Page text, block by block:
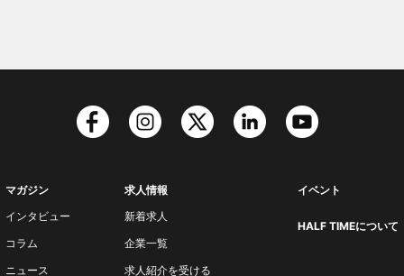
マガジン
インタビュー
コラム
ニュース
求人情報
新着求人
企業一覧
求人紹介を受ける
イベント
HALF TIMEについて